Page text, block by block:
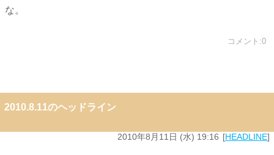
な。
コメント:0
2010.8.11のヘッドライン
2010年8月11日 (水) 19:16 HEADLINE